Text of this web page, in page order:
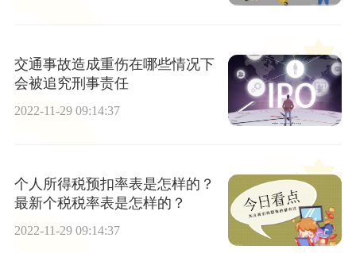
交通事故造成重伤在哪些情况下
会被追究刑事责任
2022-11-29 09:14:37
个人所得税预扣率表是怎样的？
最新个税税率表是怎样的？
2022-11-29 09:14:37